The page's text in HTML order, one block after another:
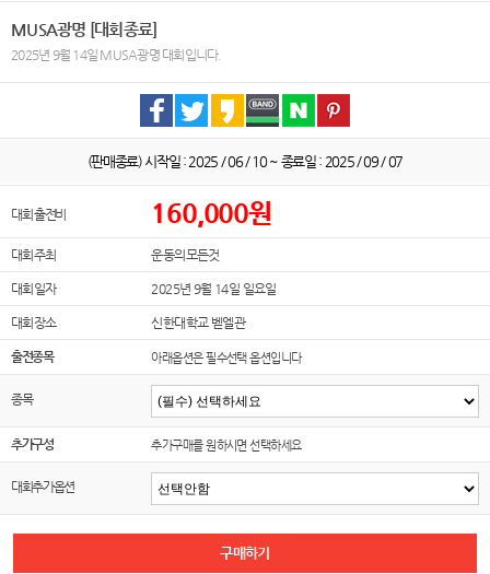
MUSA광명 [대회종료]
2025년 9월 14일 MUSA광명 대회입니다.
(판매종료) 시작일 : 2025 / 06 / 10 ~ 종료일 : 2025 / 09 / 07
대회 출전비 160,000원
대회 주최 운동의모든것
대회 일자 2025년 9월 14일 일요일
대회 장소 신한대학교 벧엘관
출전종목 아래옵션은 필수선택 옵션입니다
종목
추가구성 추가구매를 원하시면 선택하세요
대회추가옵션
구매하기